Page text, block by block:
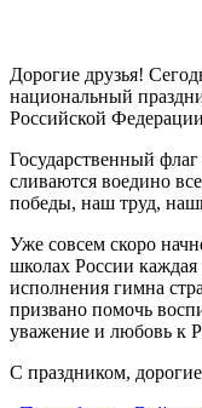
Дорогие друзья!
национальный
Российской
Государственный
сливаются воедино
победы, наш труд,
Уже совсем скоро
школах России каждая
исполнения гимна
призвано помочь
уважение и любовь к
С праздником,